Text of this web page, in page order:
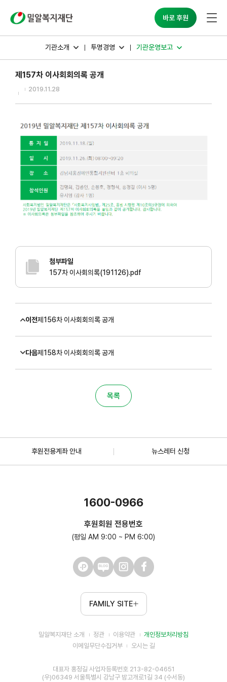
바로 후원
기관소개 투명경영 기관운영보고
제157차 이사회회의록 공개
2019.11.28
첨부파일
157차 이사회의록(191126).pdf
이전제156차 이사회회의록 공개
다음제158차 이사회회의록 공개
목록
후원전용계좌 안내 뉴스레터 신청
1600-0966
후원회원 전용번호
(평일 AM 9:00 ~ PM 6:00)
FAMILY SITE
밀알복지재단 소개 정관 이용약관
개인정보처리방침
이메일무단수집거부
오시는 길
대표자 홍정길 사업자등록번호 213-82-04651
(우)06349 서울특별시 강남구 밤고개로1길 34 (수서동)